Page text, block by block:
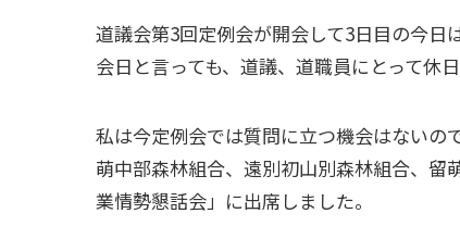
道議会第3回定例会が開会して3日目の今日
会日と言っても、道議、道職員にとって休
私は今定例会では質問に立つ機会はないの
萌中部森林組合、遠別初山別森林組合、
業情勢懇話会」に出席しました。